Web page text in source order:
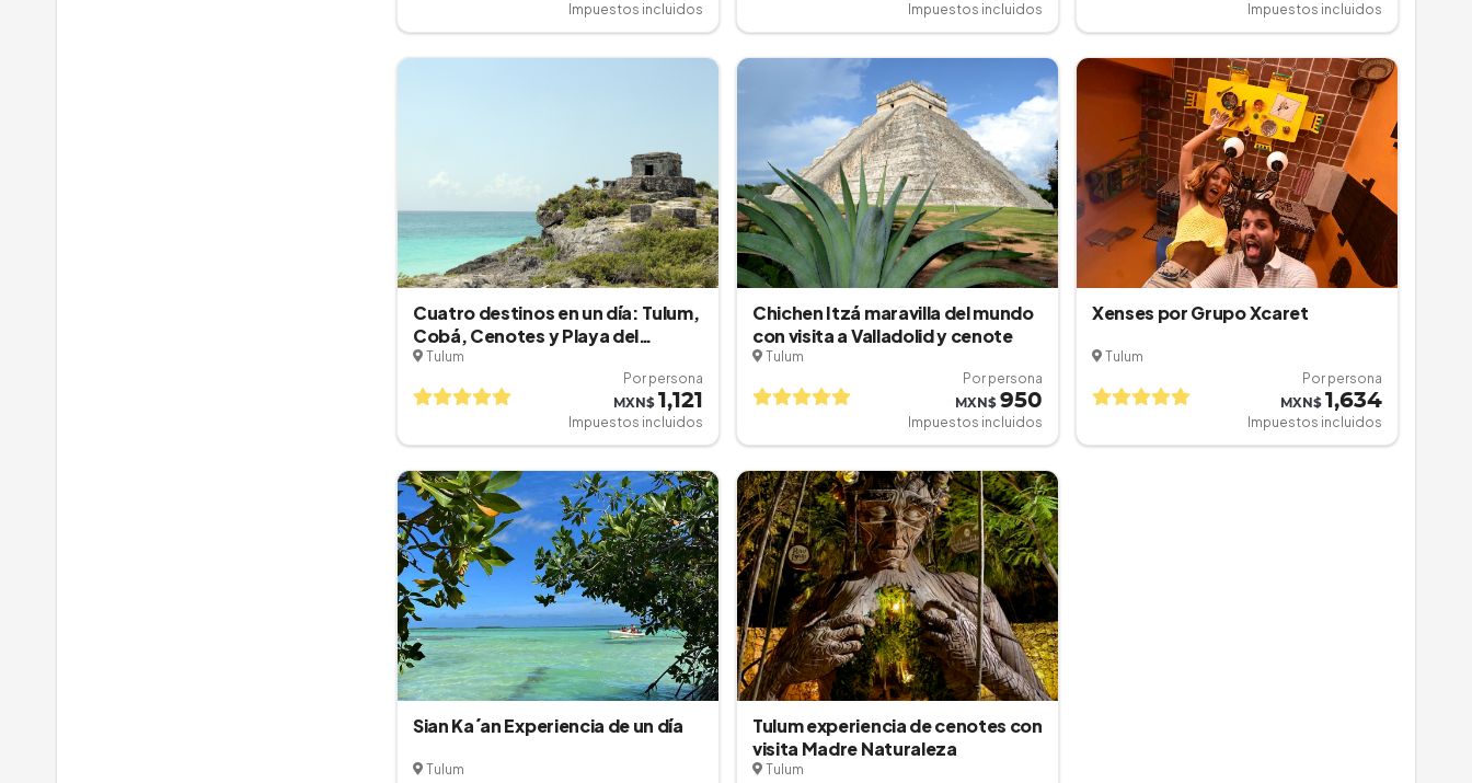
Impuestos incluidos Impuestos incluidos Impuestos incluidos
Cuatro destinos en un día: Tulum,
Cobá, Cenotes y Playa del
Carmen
Tulum
Por persona
MXN$ 1,121
Impuestos incluidos
Chichen Itzá maravilla del mundo
con visita a Valladolid y cenote
Tulum
Por persona
MXN$ 950
Impuestos incluidos
Xenses por Grupo Xcaret
Tulum
Por persona
MXN$ 1,634
Impuestos incluidos
Sian Ka´an Experiencia de un día
Tulum
Tulum experiencia de cenotes con
visita Madre Naturaleza
Tulum